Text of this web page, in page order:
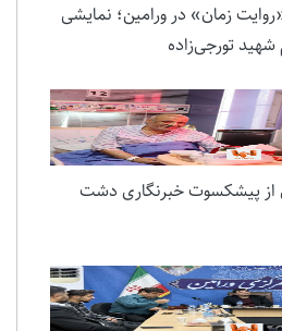
زمان» در ورامین؛ نمایشی
شهید تورجی‌زاده
از پیشکسوت خبرنگاری دشت